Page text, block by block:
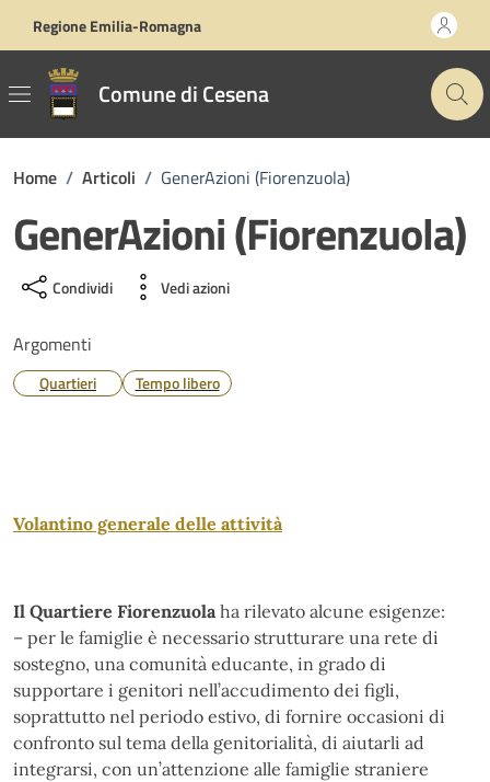
Regione Emilia-Romagna
Comune di Cesena
Home / Articoli / GenerAzioni (Fiorenzuola)
GenerAzioni (Fiorenzuola)
Condividi Vedi azioni
Argomenti
Quartieri Tempo libero
Volantino generale delle attività
Il Quartiere Fiorenzuolaha rilevato alcune esigenze:
– per le famiglie è necessario strutturare una rete di
sostegno, una comunità educante, in grado di
supportare i genitori nell’accudimento dei figli,
soprattutto nel periodo estivo, di fornire occasioni di
confronto sul tema della genitorialità, di aiutarli ad
integrarsi, con un’attenzione alle famiglie straniere